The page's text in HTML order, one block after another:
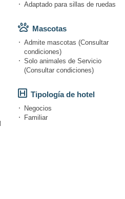
Adaptado para sillas de ruedas
Mascotas
Admite mascotas (Consultar
condiciones)
Solo animales de Servicio
(Consultar condiciones)
Tipología de hotel
Negocios
Familiar